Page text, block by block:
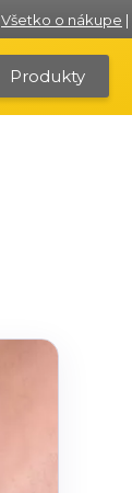
Všetko o nákupe |
Produkty